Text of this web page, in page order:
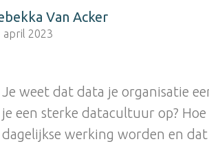
Van Acker
april 2023
Je weet dat data je organisatie
je een sterke datacultuur op?
dagelijkse werking worden en